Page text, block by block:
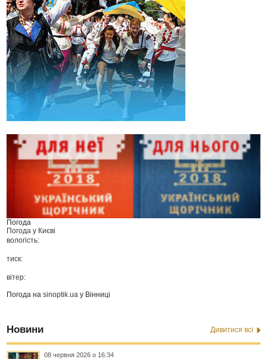
Погода
Погода у Києві
вологість:
тиск:
вітер:
Погода наsinoptik.ua у Вінниці
Новини Дивитися всі
08 червня 2026 о 16:34